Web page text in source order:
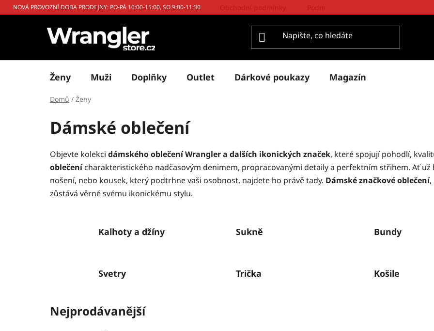
Přejít
na
NOVÁ PROVOZNÍ DOBA PRODEJNY: PO-PÁ 10:00-15:00, SO 9:00-11:30
Kontakt a prodejna Hodnocení obchodu
Ženy Muži Doplňky Outlet Dárkové poukazy Magazín
Domů / Ženy
Dámské oblečení
Objevte kolekci dámského oblečení Wrangler a dalších ikonických značek, které spojují pohodlí,
oblečenícharakteristického nadčasovým denimem, propracovanými detaily a perfektním střihem. Ať už
nošení, nebo kousek, který podtrhne vaši osobnost, najdete ho právě tady. Dámské značkové oblečení,
zůstává věrné svému ikonickému stylu.
Kalhoty a džíny Sukně Bundy
Svetry Trička Košile
Nejprodávanější